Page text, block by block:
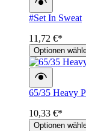
#Set In Sweat
11,72 €*
Optionen
65/35 Heavy
10,33 €*
Optionen